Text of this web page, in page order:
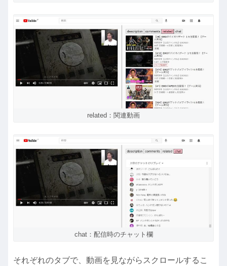
related：関連動画
chat：配信時のチャット欄
それぞれのタブで、動画を見ながらスクロールするこ